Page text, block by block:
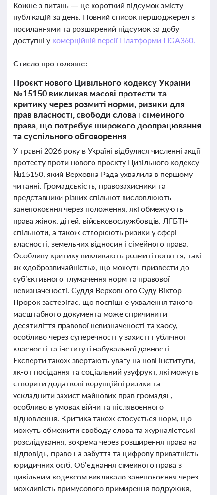
Кожне з питань — це короткий підсумок змісту
публікацій за день. Повний список першоджерел з
посиланнями та розширений підсумок за добу
доступні у комерційній версії Платформи LIGA360.
Стисло про головне:
Проєкт нового Цивільного кодексу України
№15150 викликав масові протести та
критику через розмиті норми, ризики для
прав власності, свободи слова і сімейного
права, що потребує широкого доопрацювання
та суспільного обговорення
У травні 2026 року в Україні відбулися численні акції
протесту проти нового проєкту Цивільного кодексу
№15150, який Верховна Рада ухвалила в першому
читанні. Громадськість, правозахисники та
представники різних спільнот висловлюють
занепокоєння через положення, які обмежують
права жінок, дітей, військовослужбовців, ЛГБТІ+
спільноти, а також створюють ризики у сфері
власності, земельних відносин і сімейного права.
Особливу критику викликають розмиті поняття, такі
як «доброзвичайність», що можуть призвести до
суб’єктивного тлумачення норм та правової
невизначеності. Суддя Верховного Суду Віктор
Пророк застерігає, що поспішне ухвалення такого
масштабного документа може спричинити
десятиліття правової невизначеності та хаосу,
особливо через суперечності у захисті публічної
власності та інституті набувальної давності.
Експерти також звертають увагу на нові інститути,
як-от посідання та соціальний узуфрукт, які можуть
створити додаткові корупційні ризики та
ускладнити захист майнових прав громадян,
особливо в умовах війни та післявоєнного
відновлення. Критика також стосується норм, що
можуть обмежити свободу слова та журналістські
розслідування, зокрема через розширення права на
відповідь, право на забуття та цифрову приватність
юридичних осіб. Об’єднання сімейного права з
цивільним кодексом викликало занепокоєння через
можливість примусового примирення подружжя,